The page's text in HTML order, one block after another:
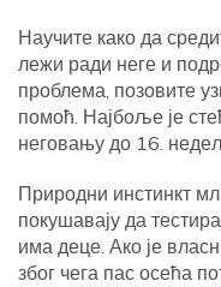
Научите како да
лежи ради неге и
проблема, позовите
помоћ. Најбоље је
неговању до 16.
Природни инстинкт
покушавају да
има деце. Ако је
због чега пас осећа